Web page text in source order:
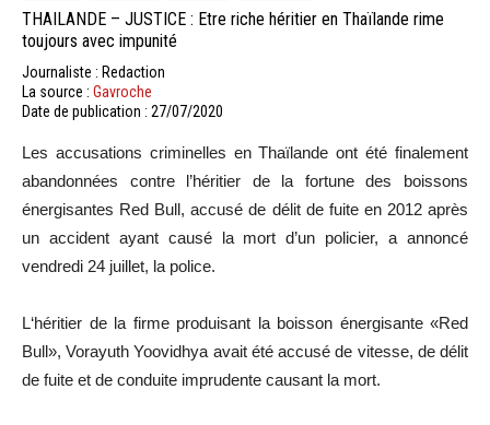
THAILANDE – JUSTICE : Etre riche héritier en Thaïlande rime
toujours avec impunité
Journaliste : Redaction
La source : Gavroche
Date de publication : 27/07/2020
Les accusations criminelles en Thaïlande ont été finalement
abandonnées contre l’héritier de la fortune des boissons
énergisantes Red Bull, accusé de délit de fuite en 2012 après
un accident ayant causé la mort d’un policier, a annoncé
vendredi 24 juillet, la police.
L‘héritier de la firme produisant la boisson énergisante «Red
Bull», Vorayuth Yoovidhya avait été accusé de vitesse, de délit
de fuite et de conduite imprudente causant la mort.